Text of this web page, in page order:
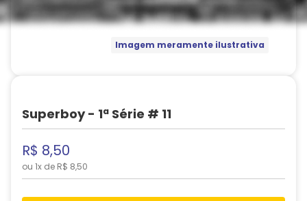
Imagem meramente ilustrativa
Superboy - 1ª Série # 11
R$ 8,50
ou 1x de R$ 8,50